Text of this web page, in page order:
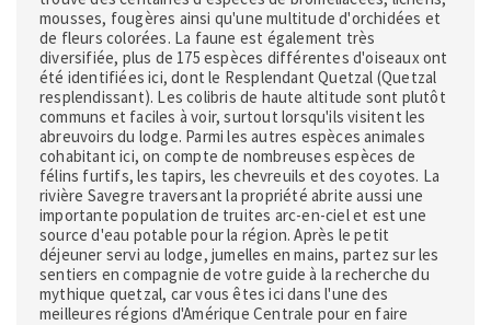
mousses, fougères ainsi qu'une multitude d'orchidées et
de fleurs colorées. La faune est également très
diversifiée, plus de 175 espèces différentes d'oiseaux ont
été identifiées ici, dont le Resplendant Quetzal (Quetzal
resplendissant). Les colibris de haute altitude sont plutôt
communs et faciles à voir, surtout lorsqu'ils visitent les
abreuvoirs du lodge. Parmi les autres espèces animales
cohabitant ici, on compte de nombreuses espèces de
félins furtifs, les tapirs, les chevreuils et des coyotes. La
rivière Savegre traversant la propriété abrite aussi une
importante population de truites arc-en-ciel et est une
source d'eau potable pour la région. Après le petit
déjeuner servi au lodge, jumelles en mains, partez sur les
sentiers en compagnie de votre guide à la recherche du
mythique quetzal, car vous êtes ici dans l'une des
meilleures régions d'Amérique Centrale pour en faire